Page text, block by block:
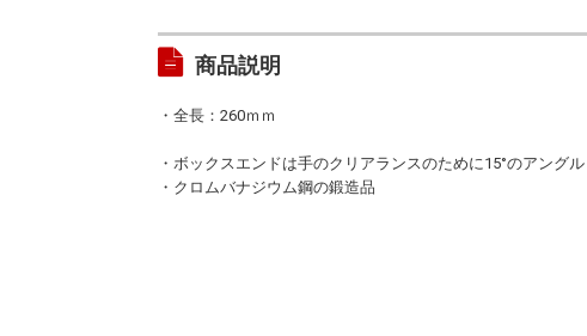
商品説明
・全長：260ｍｍ
・ボックスエンドは手のクリアランスのために15°のアングル
・クロムバナジウム鋼の鍛造品